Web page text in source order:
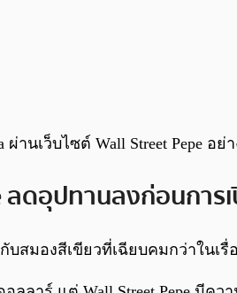
นเว็บไซต์ Wall Street Pepe อย่
ดอุปทานลงก่อนการเ
สมองสีเขียวที่เฉียบคมกว่าในเ